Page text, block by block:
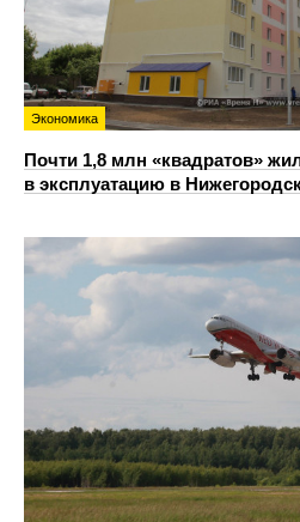
Экономика
Почти 1,8 млн «квадратов»
в эксплуатацию в